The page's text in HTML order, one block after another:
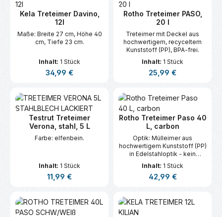
Kela Treteimer Davino,
12l
Maße: Breite 27 cm, Höhe 40
cm, Tiefe 23 cm.
Inhalt: 1 Stück
Regulärer Preis:
34,99 €
Rotho Treteimer PASO,
20 l
Treteimer mit Deckel aus
hochwertigem, recyceltem
Kunststoff (PP), BPA-frei.
Inhalt: 1 Stück
Regulärer Preis:
25,99 €
Testrut Treteimer
Verona, stahl, 5 L
Farbe: elfenbein.
Inhalt: 1 Stück
Regulärer Preis:
11,99 €
Rotho Treteimer Paso 40
L, carbon
Optik: Mülleimer aus
hochwertigem Kunststoff (PP)
in Edelstahloptik - kein
Verrosten.
Inhalt: 1 Stück
Regulärer Preis:
42,99 €